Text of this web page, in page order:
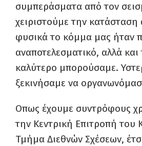
συμπεράσματα από τον
χειριστούμε την κατάσταση
φυσικά το κόμμα μας ήταν
αναποτελεσματικό, αλλά και
καλύτερο μπορούσαμε.
ξεκινήσαμε να
Οπως έχουμε συντρόφους
την Κεντρική Επιτροπή του
Τμήμα Διεθνών Σχέσεων,